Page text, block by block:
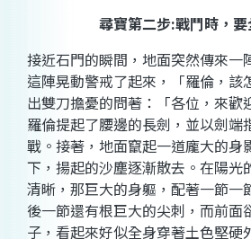
尋寶第二步:戰鬥時，
接近石門的瞬間，地面突然傳來一
這陣晃動警戒了起來，「羅倫，該
出雙刀擔憂的問著：「各位，來歡
羅倫提起了腰邊的長劍，並以劍端
戰。接著，地面竄起一道龐大的身
下，揚起的沙塵逐漸散去。在陽光
清晰，那巨大的身軀，配著一節一
後一節還有根巨大的尖刺，而前面
子，看起來好似全身穿著土色堅硬